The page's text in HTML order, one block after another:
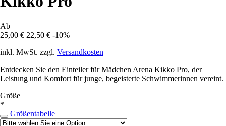
Ab
25,00 € 22,50 € -10%
inkl. MwSt. zzgl. Versandkosten
Entdecken Sie den Einteiler für Mädchen Arena Kikko Pro, der
Leistung und Komfort für junge, begeisterte Schwimmerinnen vereint.
Größe
*
Größentabelle